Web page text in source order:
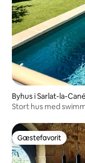
Byhus i Sarlat-la-
Stort hus med
Gæstefavorit
Gæstefavorit